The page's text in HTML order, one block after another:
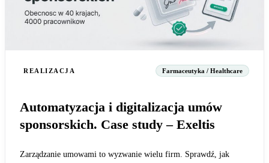
REALIZACJA Farmaceutyka / Healthcare
Automatyzacja i digitalizacja umów
sponsorskich. Case study – Exeltis
Zarządzanie umowami to wyzwanie wielu firm. Sprawdź, jak